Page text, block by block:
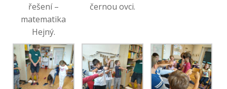
řešení –
matematika
Hejný.
černou ovci.